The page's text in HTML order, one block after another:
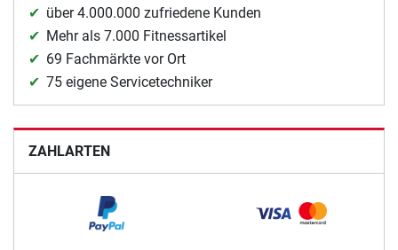
über 4.000.000 zufriedene Kunden
Mehr als 7.000 Fitnessartikel
69 Fachmärkte vor Ort
75 eigene Servicetechniker
ZAHLARTEN